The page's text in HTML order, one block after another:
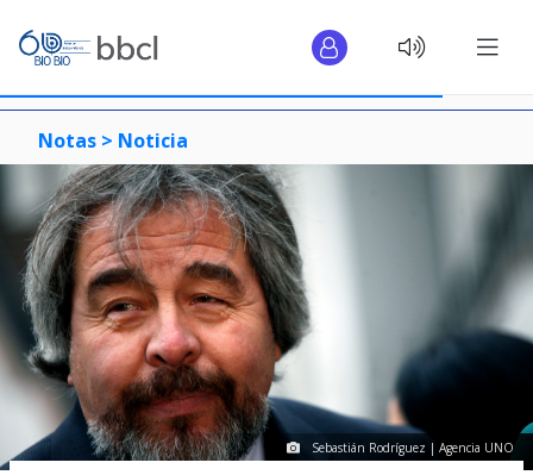
Notas > Noticia
Sebastián Rodríguez | Agencia UNO